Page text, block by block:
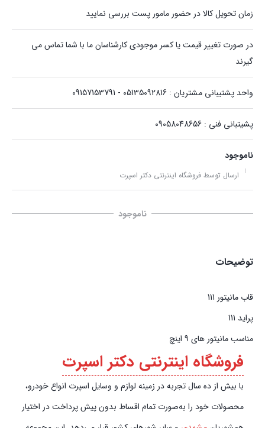
زمان تحویل کالا در حضور مامور پست بررسی نمایید
در صورت تغییر قیمت یا کسر موجودی کارشناسان ما با شما تماس می
گیرند
واحد پشتیبانی مشتریان : 05135092816 - 09157153791
پشیتبانی فنی : 09058048656
ناموجود
ارسال توسط فروشگاه اینترنتی دکتر اسپرت
ناموجود
توضیحات
قاب مانیتور 111
پراید ‏111
مناسب مانیتور های 9 اینچ
فروشگاه اینترنتی دکتر اسپرت
با بیش از ده سال تجربه در زمینه لوازم و وسایل اسپرت انواع خودرو،
محصولات خود را به‌صورت تمام اقساط بدون پیش‌‎ پرداخت در اختیار